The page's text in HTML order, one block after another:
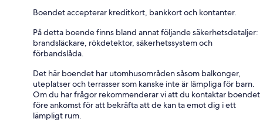
Boendet accepterar kreditkort, bankkort och kontanter.
På detta boende finns bland annat följande säkerhetsdetaljer:
brandsläckare, rökdetektor, säkerhetssystem och
förbandslåda.
Det här boendet har utomhusområden såsom balkonger,
uteplatser och terrasser som kanske inte är lämpliga för barn.
Om du har frågor rekommenderar vi att du kontaktar boendet
före ankomst för att bekräfta att de kan ta emot dig i ett
lämpligt rum.